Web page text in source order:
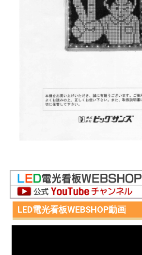
LED電光看板WEBSHOP動画